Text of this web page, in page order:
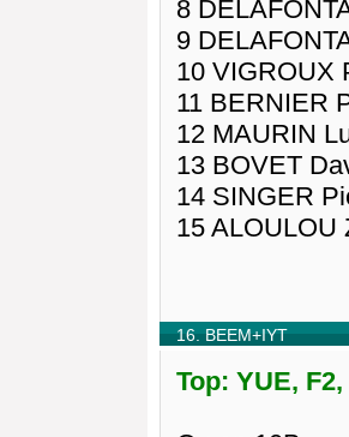
8
9
10 VIGROUX
11 BERNIER
12 MAURIN
13 BOVET
14 SINGER
15 ALOULOU
16. BEEM+IYT
Top: YUE,